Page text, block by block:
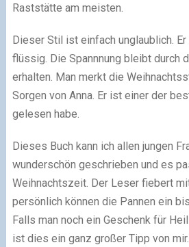
Raststätte am meisten.
Dieser Stil ist einfach unglaublich.
flüssig. Die Spannnung bleibt durch
erhalten. Man merkt die
Sorgen von Anna. Er ist einer der
gelesen habe.
Dieses Buch kann ich allen jungen
wunderschön geschrieben und es
Weihnachtszeit. Der Leser fiebert
persönlich können die Pannen ein
Falls man noch ein Geschenk für
ist dies ein ganz großer Tipp von mir.